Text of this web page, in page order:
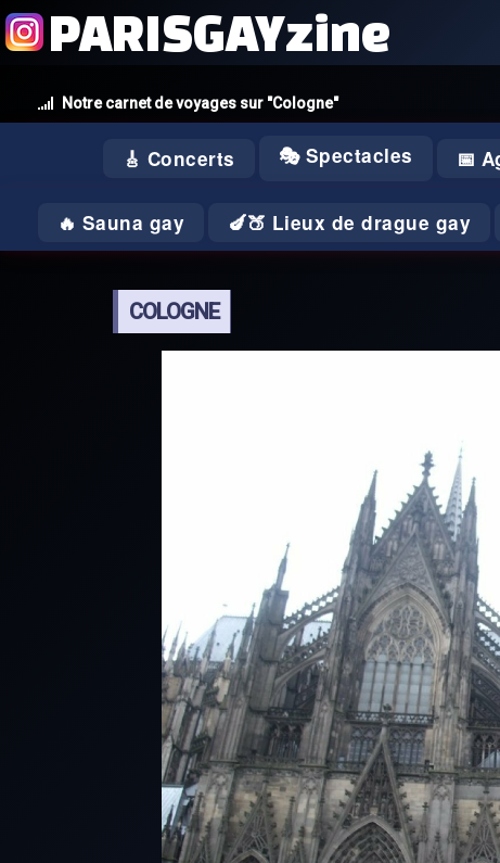
Notre carnet de voyages sur "Cologne"
PARISGAYzine
🎸 Concerts 🎭 Spectacles 📅
🔥 Sauna gay 🍆🍑 Lieux de drague gay
COLOGNE